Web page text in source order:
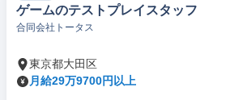
ゲームのテストプレイスタッフ
合同会社トータス
東京都大田区
月給29万9700円以上